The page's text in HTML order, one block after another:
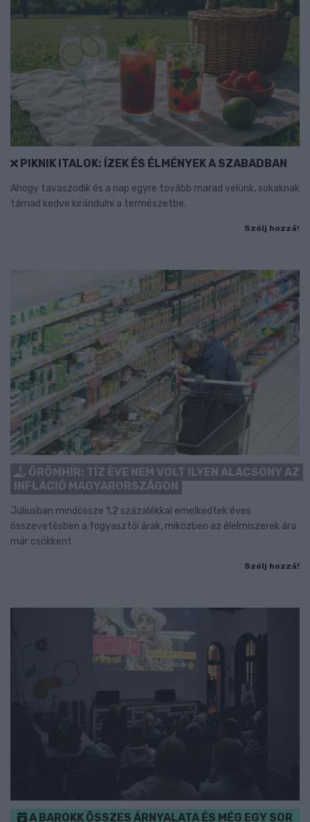
PIKNIK ITALOK: ÍZEK ÉS ÉLMÉNYEK A SZABADBAN
Ahogy tavaszodik és a nap egyre tovább marad velünk, sokaknak
támad kedve kirándulni a természetbe.
Szólj hozzá!
ÖRÖMHÍR: TÍZ ÉVE NEM VOLT ILYEN ALACSONY AZ
INFLÁCIÓ MAGYARORSZÁGON
Júliusban mindössze 1,2 százalékkal emelkedtek éves
összevetésben a fogyasztói árak, miközben az élelmiszerek ára
már csökkent.
Szólj hozzá!
A BAROKK ÖSSZES ÁRNYALATA ÉS MÉG EGY SOR